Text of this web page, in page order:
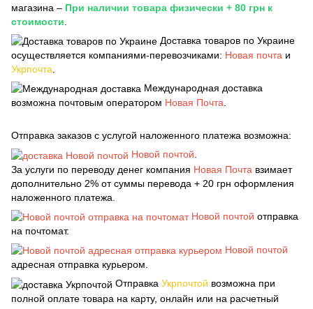
магазина – При наличии товара физически + 80 грн к
стоимости
Доставка товаров по Украине
осуществляется компаниями-перевозчиками: Новая почта и
Укрпочта
Международная доставка
возможна почтовым оператором Новая Почта.
Отправка заказов с услугой наложенного платежа возможна:
Новой почтой.
За услуги по переводу денег компания Новая Почта взимает
дополнительно 2% от суммы перевода + 20 грн оформления
наложенного платежа.
Новой почтой отправка
на почтомат.
Новой почтой
адресная отправка курьером.
Отправка Укрпочтой возможна при
полной оплате товара на карту, онлайн или на расчетный